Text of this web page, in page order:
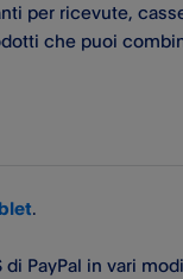
per ricevute,
che puoi
.
PayPal​ in vari